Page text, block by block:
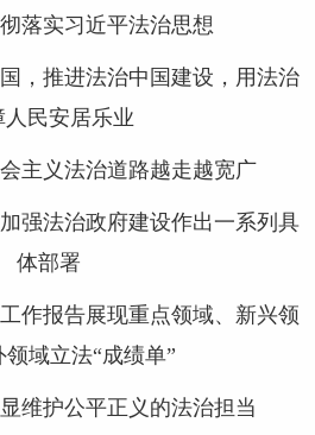
实习近平法治思想
推进法治中国建设，用法治
人民安居乐业
义法治道路越走越宽广
法治政府建设作出一系列具
体部署
报告展现重点领域、新兴领
域立法“成绩单”
护公平正义的法治担当